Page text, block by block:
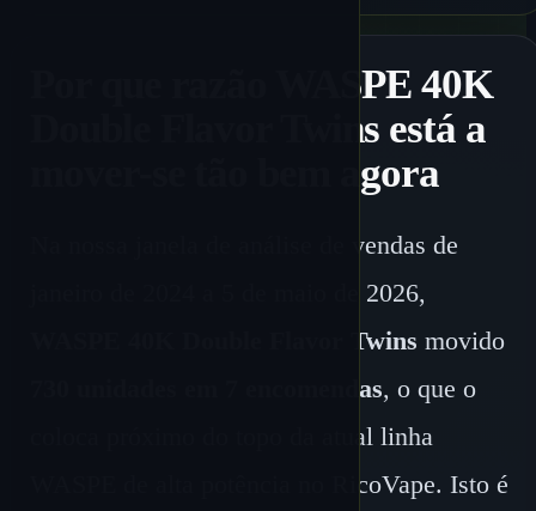
Por que razão WASPE 40K
Double Flavor Twins está a
mover-se tão bem agora
Na nossa janela de análise de vendas de
janeiro de 2024 a 5 de maio de 2026,
WASPE 40K Double Flavor Twins movido
730 unidades em 7 encomendas, o que o
coloca próximo do topo da atual linha
WASPE de alta potência no RicoVape. Isto é